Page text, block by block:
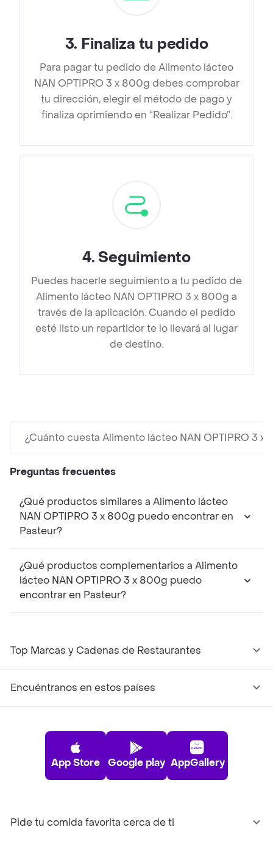
3. Finaliza tu pedido
Para pagar tu pedido de Alimento lácteo
NAN OPTIPRO 3 x 800g debes comprobar
tu dirección, elegir el método de pago y
finaliza oprimiendo en “Realizar Pedido”.
4. Seguimiento
Puedes hacerle seguimiento a tu pedido de
Alimento lácteo NAN OPTIPRO 3 x 800g a
través de la aplicación. Cuando el pedido
esté listo un repartidor te lo llevará al lugar
de destino.
¿Cuánto cuesta Alimento lácteo NAN OPTIPRO 3 x
Preguntas frecuentes
¿Qué productos similares a Alimento lácteo
NAN OPTIPRO 3 x 800g puedo encontrar en
Pasteur?
¿Qué productos complementarios a Alimento
lácteo NAN OPTIPRO 3 x 800g puedo
encontrar en Pasteur?
Top Marcas y Cadenas de Restaurantes
Encuéntranos en estos países
App Store Google play AppGallery
Pide tu comida favorita cerca de ti